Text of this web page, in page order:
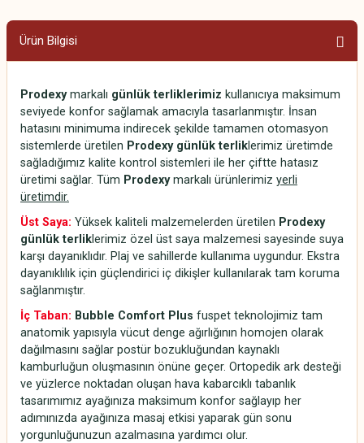
Ürün Bilgisi
Prodexymarkalı günlük terliklerimiz kullanıcıya maksimum
seviyede konfor sağlamak amacıyla tasarlanmıştır. İnsan
hatasını minimuma indirecek şekilde tamamen otomasyon
sistemlerde üretilen Prodexy günlük terliklerimiz üretimde
sağladığımız kalite kontrol sistemleri ile her çiftte hatasız
üretimi sağlar. Tüm Prodexymarkalı ürünlerimiz yerli
üretimdir.
Üst Saya: Yüksek kaliteli malzemelerden üretilen Prodexy
günlük terliklerimiz özel üst saya malzemesi sayesinde suya
karşı dayanıklıdır. Plaj ve sahillerde kullanıma uygundur. Ekstra
dayanıklılık için güçlendirici iç dikişler kullanılarak tam koruma
sağlanmıştır.
İç Taban: Bubble Comfort Plus fuspet teknolojimiz tam
anatomik yapısıyla vücut denge ağırlığının homojen olarak
dağılmasını sağlar postür bozukluğundan kaynaklı
kamburluğun oluşmasının önüne geçer. Ortopedik ark desteği
ve yüzlerce noktadan oluşan hava kabarcıklı tabanlık
tasarımımız ayağınıza maksimum konfor sağlayıp her
adımınızda ayağınıza masaj etkisi yaparak gün sonu
yorgunluğunuzun azalmasına yardımcı olur.